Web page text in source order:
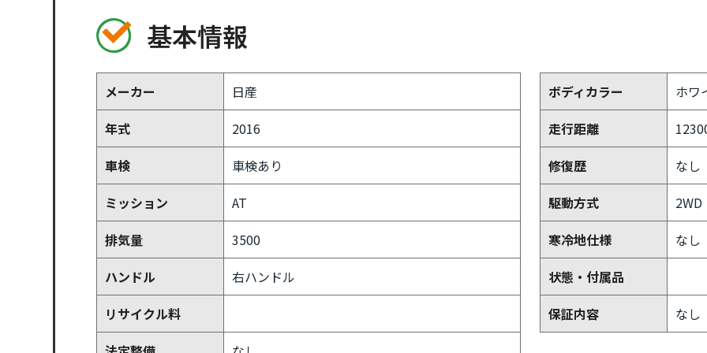
基本情報
メーカー
日産
年式
2016
車検
車検あり
ミッション
AT
排気量
3500
ハンドル
右ハンドル
リサイクル料
ボディカラー
ホワ
走行距離
修復歴
なし
駆動方式
2WD
寒冷地仕様
なし
状態・付属品
保証内容
なし